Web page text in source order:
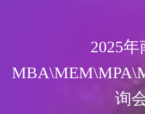
2025年
询